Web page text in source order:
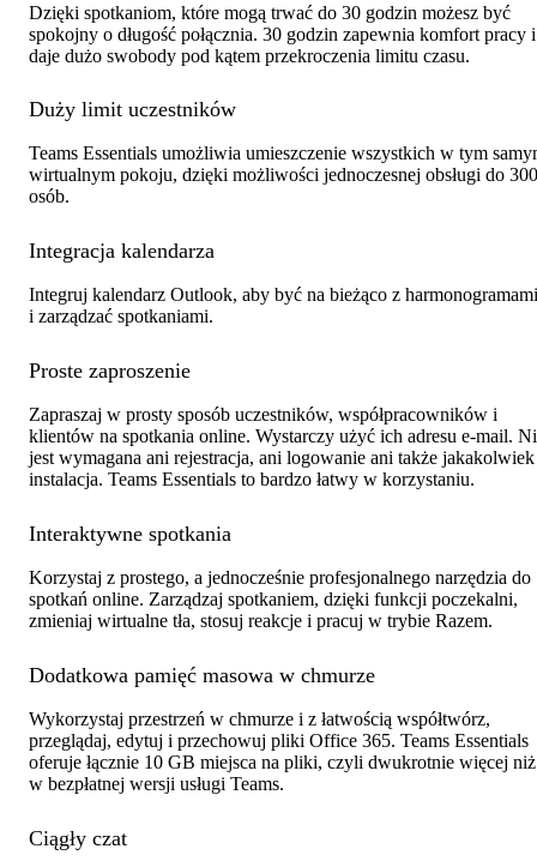
Dzięki spotkaniom, które mogą trwać do 30 godzin możesz być
spokojny o długość połącznia. 30 godzin zapewnia komfort pracy i
daje dużo swobody pod kątem przekroczenia limitu czasu.
Duży limit uczestników
Teams Essentials umożliwia umieszczenie wszystkich w tym
wirtualnym pokoju, dzięki możliwości jednoczesnej obsługi do 300
osób.
Integracja kalendarza
Integruj kalendarz Outlook, aby być na bieżąco z harmonogramami
i zarządzać spotkaniami.
Proste zaproszenie
Zapraszaj w prosty sposób uczestników, współpracowników i
klientów na spotkania online. Wystarczy użyć ich adresu e-mail.
jest wymagana ani rejestracja, ani logowanie ani także jakakolwiek
instalacja. Teams Essentials to bardzo łatwy w korzystaniu.
Interaktywne spotkania
Korzystaj z prostego, a jednocześnie profesjonalnego narzędzia do
spotkań online. Zarządzaj spotkaniem, dzięki funkcji poczekalni,
zmieniaj wirtualne tła, stosuj reakcje i pracuj w trybie Razem.
Dodatkowa pamięć masowa w chmurze
Wykorzystaj przestrzeń w chmurze i z łatwością współtwórz,
przeglądaj, edytuj i przechowuj pliki Office 365. Teams Essentials
oferuje łącznie 10 GB miejsca na pliki, czyli dwukrotnie więcej niż
w bezpłatnej wersji usługi Teams.
Ciągły czat